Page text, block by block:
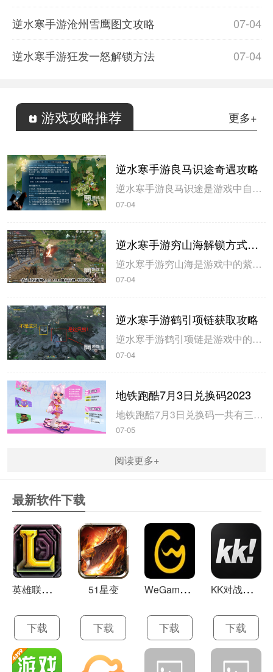
07-04
逆水寒手游沧州雪鹰图文攻略
07-04
逆水寒手游狂发一怒解锁方法
游戏攻略推荐 更多+
逆水寒手游良马识途奇遇攻略
逆水寒手游良马识途是游戏中自动寻路的奇遇攻略，玩家解锁以后即可开始自动寻路，米葫芦小编带来逆水寒手游良马识途奇遇攻略，一起来看看吧。逆水寒手游良马识途奇遇攻略1、选择将某一张地图的熟识度跑到100%，这里需要不停的做探索小任务和骑马奔跑。地图的熟识度在左下角查看。2、熟识度达到100%后即可触发良...
07-04
逆水寒手游穷山海解锁方式攻略
逆水寒手游穷山海是游戏中的紫色装备，玩家在开服第三天就可以拿到，米葫芦小编带来逆水寒手游穷山海解锁方式攻略，希望可以帮到大家。逆水寒手游穷山海解锁方式攻略1、首先来到磁州433 990触发奇遇-驿站灭火，灭火后，拾取烧火棍。完成奇遇后获得1件穷山海装备和线索。2、前往汴京943 1091对话唐铸。...
07-04
逆水寒手游鹤引项链获取攻略
逆水寒手游鹤引项链是游戏中的55级紫色装备，玩家可以通过不同的坐标完成小游戏获得，米葫芦小编带来逆水寒手游鹤引项链获取攻略，一起来看看吧。逆水寒手游鹤引项链获取攻略1、在山清山完成同样的探索小游戏驭鹤七次即可获得。2、注意这七哥小游戏都是一样的流程，在规定的时间内触碰4朵花即可完成。3、坐标分别在...
07-04
地铁跑酷7月3日兑换码2023
地铁跑酷7月3日兑换码一共有三个，玩家使用以后即可获得大量的钥匙和金币，米葫芦小编带来地铁跑酷7月3日兑换码2023，一起来看看吧。地铁跑酷7月3日兑换码20231、兑换码：FANBOOK地铁社区七十万人福利2、兑换码：FANBOOK7服十万人福利3、兑换码：FANBOOK地铁跑酷二十万人福4、玩...
07-05
阅读更多+
最新软件下载
英
雄联盟LOL 13.21
下载
51星变
下载
W
eGame(腾讯游戏平台TGP) 5.10.19.1000
下载
K
K对战平台 1.0.1
下载